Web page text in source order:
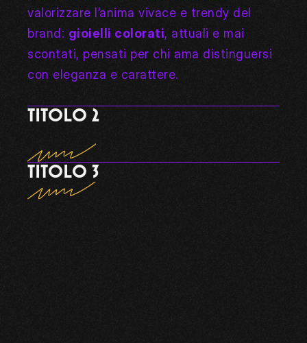
valorizzare l’anima vivace e trendy del
brand: gioielli colorati, attuali e mai
scontati, pensati per chi ama distinguersi
con eleganza e carattere.
TITOLO 2
TITOLO 3